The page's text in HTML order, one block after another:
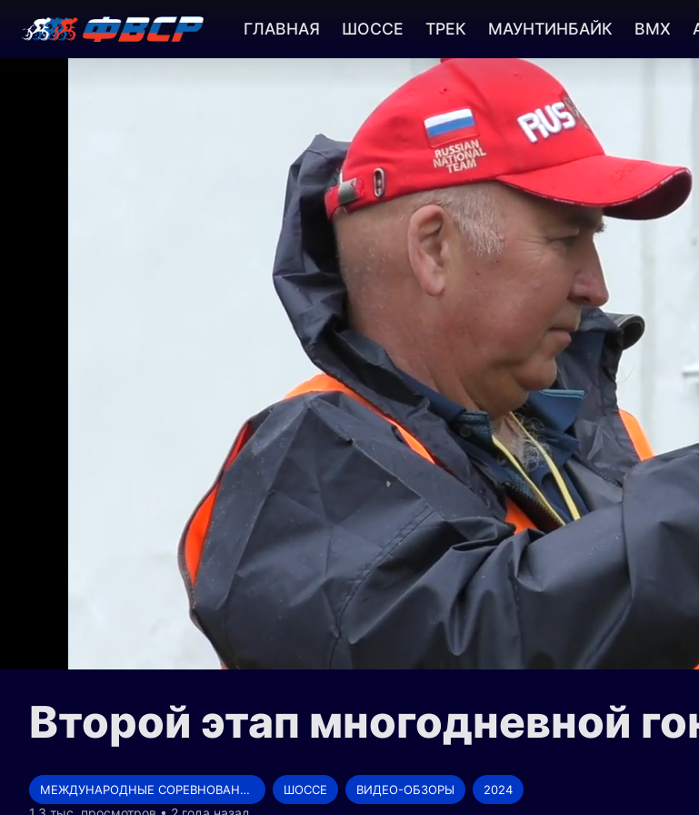
Второй этап многодневной
МЕЖДУНАРОДНЫЕ СОРЕВНОВАНИЯ ШОССЕ ВИДЕО-ОБЗОРЫ 2024
ГЛАВНАЯ ШОССЕ ТРЕК МАУНТИНБАЙК BMX